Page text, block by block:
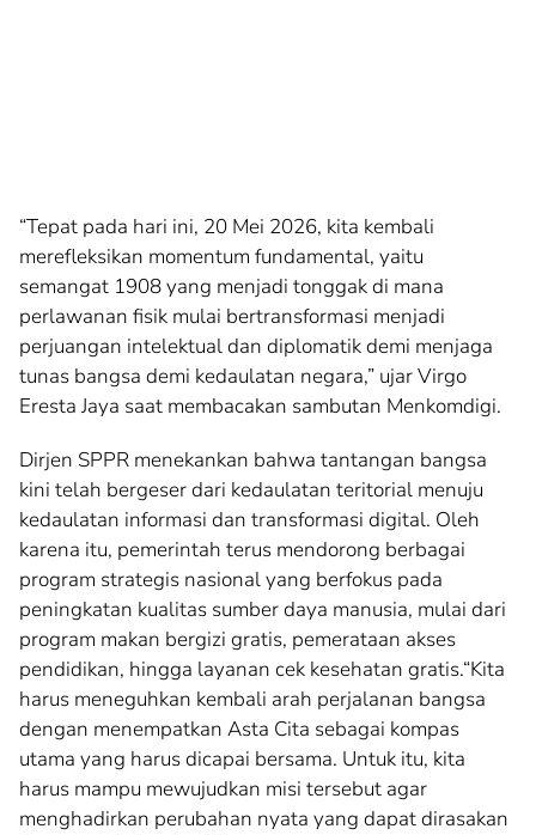
“Tepat pada hari ini, 20 Mei 2026, kita kembali
merefleksikan momentum fundamental, yaitu
semangat 1908 yang menjadi tonggak di mana
perlawanan fisik mulai bertransformasi menjadi
perjuangan intelektual dan diplomatik demi menjaga
tunas bangsa demi kedaulatan negara,” ujar Virgo
Eresta Jaya saat membacakan sambutan Menkomdigi.
Dirjen SPPR menekankan bahwa tantangan bangsa
kini telah bergeser dari kedaulatan teritorial menuju
kedaulatan informasi dan transformasi digital. Oleh
karena itu, pemerintah terus mendorong berbagai
program strategis nasional yang berfokus pada
peningkatan kualitas sumber daya manusia, mulai dari
program makan bergizi gratis, pemerataan akses
pendidikan, hingga layanan cek kesehatan gratis.“Kita
harus meneguhkan kembali arah perjalanan bangsa
dengan menempatkan Asta Cita sebagai kompas
utama yang harus dicapai bersama. Untuk itu, kita
harus mampu mewujudkan misi tersebut agar
menghadirkan perubahan nyata yang dapat dirasakan